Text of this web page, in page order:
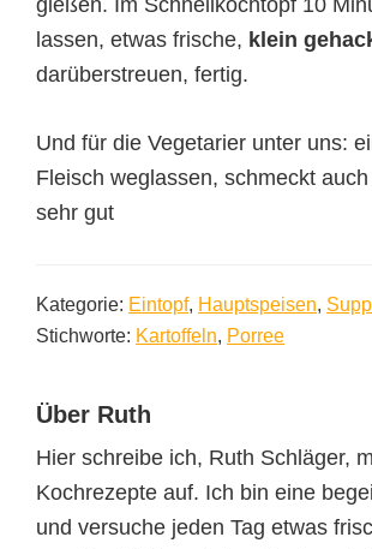
gießen. Im Schnellkochtopf 10
lassen, etwas frische, klein
darüberstreuen, fertig.
Und für die Vegetarier unter uns:
Fleisch weglassen, schmeckt
sehr gut
Kategorie: Eintopf, Hauptspeisen,
Stichworte: Kartoffeln, Porree
Über Ruth
Hier schreibe ich, Ruth Schläger,
Kochrezepte auf. Ich bin eine
und versuche jeden Tag etwas